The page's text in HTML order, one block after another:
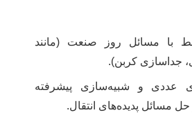
با مسائل روز صنعت (مانند
جداسازی کربن).
عددی و شبیه‌سازی پیشرفته